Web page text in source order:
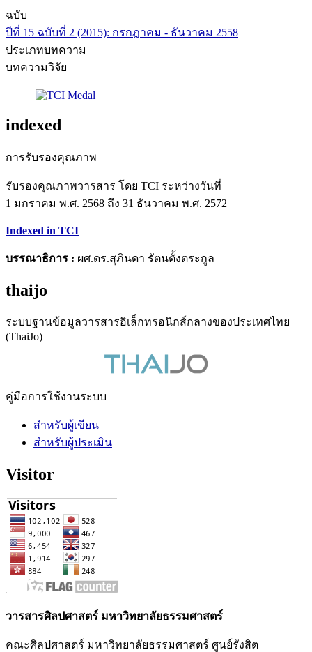
ฉบับ
ปีที่ 15 ฉบับที่ 2 (2015): กรกฎาคม - ธันวาคม 2558
ประเภทบทความ
บทความวิจัย
indexed
การรับรองคุณภาพ
รับรองคุณภาพวารสาร โดย TCI ระหว่างวันที่
1 มกราคม พ.ศ. 2568 ถึง 31 ธันวาคม พ.ศ. 2572
Indexed in TCI
บรรณาธิการ : ผศ.ดร.สุภินดา รัตนตั้งตระกูล
thaijo
ระบบฐานข้อมูลวารสารอิเล็กทรอนิกส์กลางของประเทศไทย
(ThaiJo)
คู่มือการใช้งานระบบ
สำหรับผู้เขียน
สำหรับผู้ประเมิน
Visitor
วารสารศิลปศาสตร์ มหาวิทยาลัยธรรมศาสตร์
คณะศิลปศาสตร์ มหาวิทยาลัยธรรมศาสตร์ ศูนย์รังสิต